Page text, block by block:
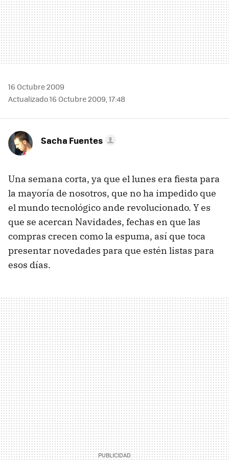
16 Octubre 2009
Actualizado 16 Octubre 2009, 17:48
Sacha Fuentes
Una semana corta, ya que el lunes era fiesta para
la mayoría de nosotros, que no ha impedido que
el mundo tecnológico ande revolucionado. Y es
que se acercan Navidades, fechas en que las
compras crecen como la espuma, así que toca
presentar novedades para que estén listas para
esos días.